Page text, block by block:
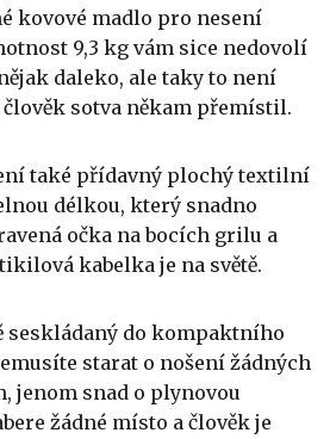
kovové madlo pro nesení
9,3 kg vám sice nedovolí
daleko, ale taky to není
člověk sotva někam přemístil.
také přídavný plochý textilní
délkou, který snadno
očka na bocích grilu a
kabelka je na světě.
seskládaný do kompaktního
starat o nošení žádných
jenom snad o plynovou
žádné místo a člověk je